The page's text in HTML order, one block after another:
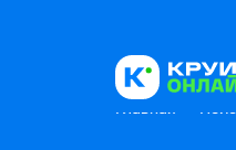
Главная